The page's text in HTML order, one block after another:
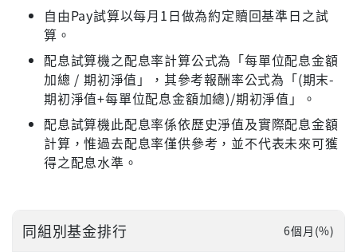
自由Pay試算以每月1日做為約定贖回基準日之試
算。
配息試算機之配息率計算公式為「每單位配息金額
加總 / 期初淨值」，其參考報酬率公式為「(期末-
期初淨值+每單位配息金額加總)/期初淨值」。
配息試算機此配息率係依歷史淨值及實際配息金額
計算，惟過去配息率僅供參考，並不代表未來可獲
得之配息水準。
同組別基金排行 6個月(%)